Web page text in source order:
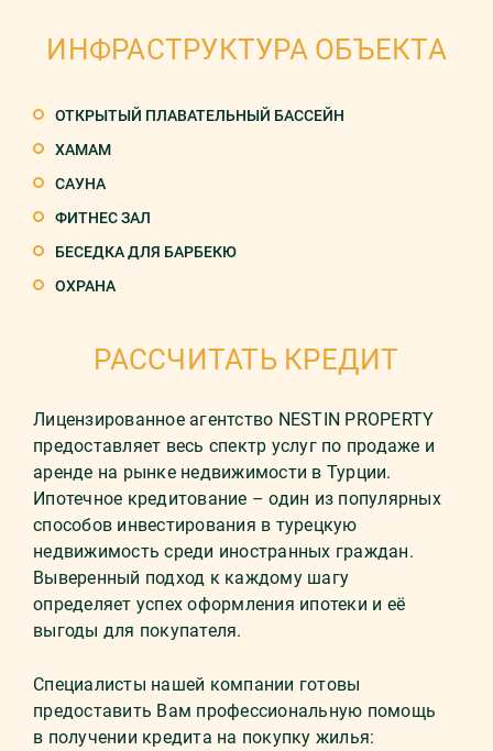
ИНФРАСТРУКТУРА ОБЪЕКТА
ОТКРЫТЫЙ ПЛАВАТЕЛЬНЫЙ БАССЕЙН
ХАМАМ
САУНА
ФИТНЕС ЗАЛ
БЕСЕДКА ДЛЯ БАРБЕКЮ
ОХРАНА
РАССЧИТАТЬ КРЕДИТ
Лицензированное агентство NESTIN PROPERTY
предоставляет весь спектр услуг по продаже и
аренде на рынке недвижимости в Турции.
Ипотечное кредитование – один из популярных
способов инвестирования в турецкую
недвижимость среди иностранных граждан.
Выверенный подход к каждому шагу
определяет успех оформления ипотеки и её
выгоды для покупателя.
Специалисты нашей компании готовы
предоставить Вам профессиональную помощь
в получении кредита на покупку жилья: